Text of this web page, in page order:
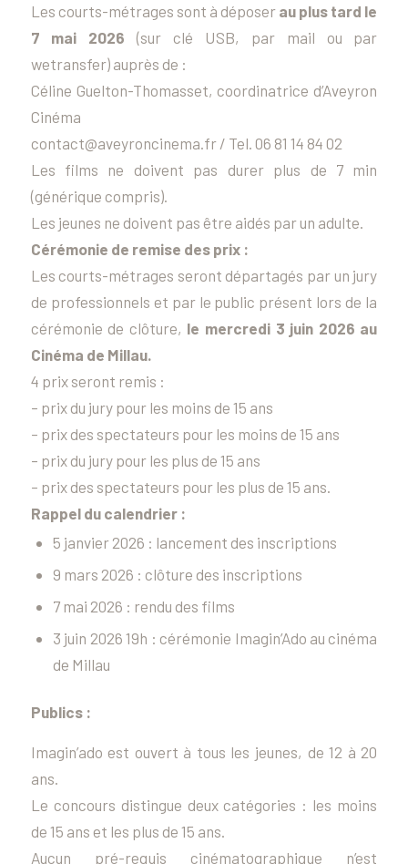
Les courts-métrages sont à déposer au plus tard le
7 mai 2026 (sur clé USB, par mail ou par
wetransfer) auprès de :
Céline Guelton-Thomasset, coordinatrice d’Aveyron
Cinéma
contact@aveyroncinema.fr / Tel. 06 81 14 84 02
Les films ne doivent pas durer plus de 7 min
(générique compris).
Les jeunes ne doivent pas être aidés par un adulte.
Cérémonie de remise des prix :
Les courts-métrages seront départagés par un jury
de professionnels et par le public présent lors de la
cérémonie de clôture, le mercredi 3 juin 2026 au
Cinéma de Millau.
4 prix seront remis :
– prix du jury pour les moins de 15 ans
– prix des spectateurs pour les moins de 15 ans
– prix du jury pour les plus de 15 ans
– prix des spectateurs pour les plus de 15 ans.
Rappel du calendrier :
5 janvier 2026 : lancement des inscriptions
9 mars 2026 : clôture des inscriptions
7 mai 2026 : rendu des films
3 juin 2026 19h : cérémonie Imagin’Ado au cinéma
de Millau
Publics :
Imagin’ado est ouvert à tous les jeunes, de 12 à 20
ans.
Le concours distingue deux catégories : les moins
de 15 ans et les plus de 15 ans.
Aucun pré-requis cinématographique n’est